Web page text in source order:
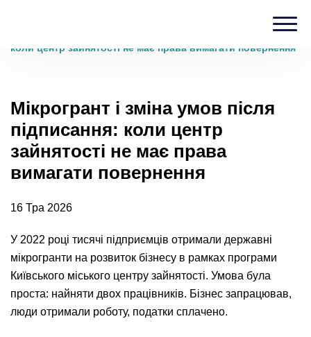
Мікрогрант і зміна умов після підписання:
коли центр зайнятості не має права вимагати повернення
Мікрогрант і зміна умов після
підписання: коли центр
зайнятості не має права
вимагати повернення
16 Тра 2026
У 2022 році тисячі підприємців отримали державні
мікрогранти на розвиток бізнесу в рамках програми
Київського міського центру зайнятості. Умова була
проста: найняти двох працівників. Бізнес запрацював,
люди отримали роботу, податки сплачено.